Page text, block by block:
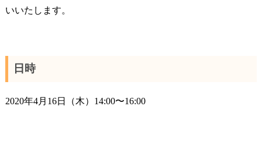
いいたします。
日時
2020年4月16日（木）14:00〜16:00